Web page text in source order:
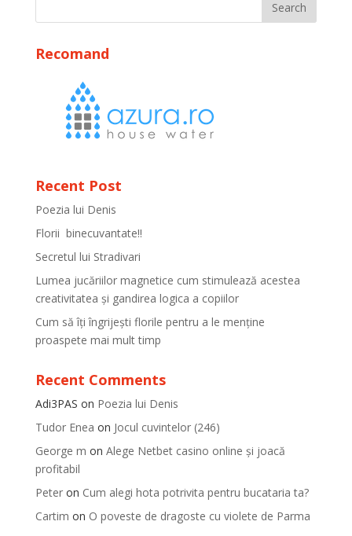
Recomand
Recent Post
Poezia lui Denis
Florii binecuvantate!!
Secretul lui Stradivari
Lumea jucăriilor magnetice cum stimulează acestea
creativitatea și gandirea logica a copiilor
Cum să îți îngrijești florile pentru a le menține
proaspete mai mult timp
Recent Comments
Adi3PAS on Poezia lui Denis
Tudor Enea on Jocul cuvintelor (246)
George m on Alege Netbet casino online și joacă
profitabil
Peteron Cum alegi hota potrivita pentru bucataria ta?
Cartim on O poveste de dragoste cu violete de Parma